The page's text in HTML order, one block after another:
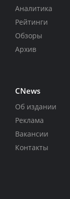
Аналитика
Рейтинги
Обзоры
Архив
CNews
Об издании
Реклама
Вакансии
Контакты